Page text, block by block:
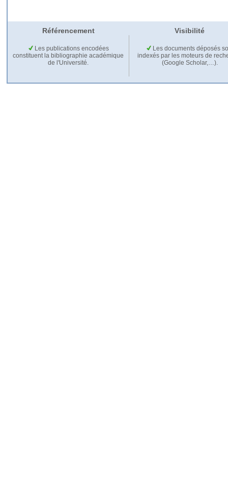
Référencement Visibilité
Les publications encodées
constituent la bibliographie académique
de l'Université.
Les documents déposés
indexés par les moteurs de
(Google Scholar,…).